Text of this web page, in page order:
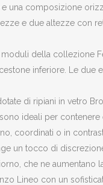
una composizione
e due altezze con
della collezione
inferiore. Le due
di ripiani in vetro
ideali per contenere
coordinati o in
un tocco di
che ne aumentano
Lineo con un